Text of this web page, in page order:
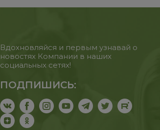
Вдохновляйся и первым узнавай о
новостях Компании в наших
социальных сетях!
ПОДПИШИСЬ: